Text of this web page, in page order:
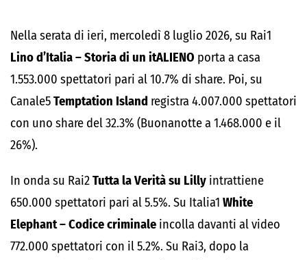
Nella serata di ieri, mercoledì 8 luglio 2026, su Rai1
Lino d’Italia – Storia di un itALIENO porta a casa
1.553.000 spettatori pari al 10.7% di share. Poi, su
Canale5Temptation Island registra 4.007.000 spettatori
con uno share del 32.3% (Buonanotte a 1.468.000 e il
26%).
In onda su Rai2Tutta la Verità su Lilly intrattiene
650.000 spettatori pari al 5.5%. Su Italia1 White
Elephant – Codice criminale incolla davanti al video
772.000 spettatori con il 5.2%. Su Rai3, dopo la